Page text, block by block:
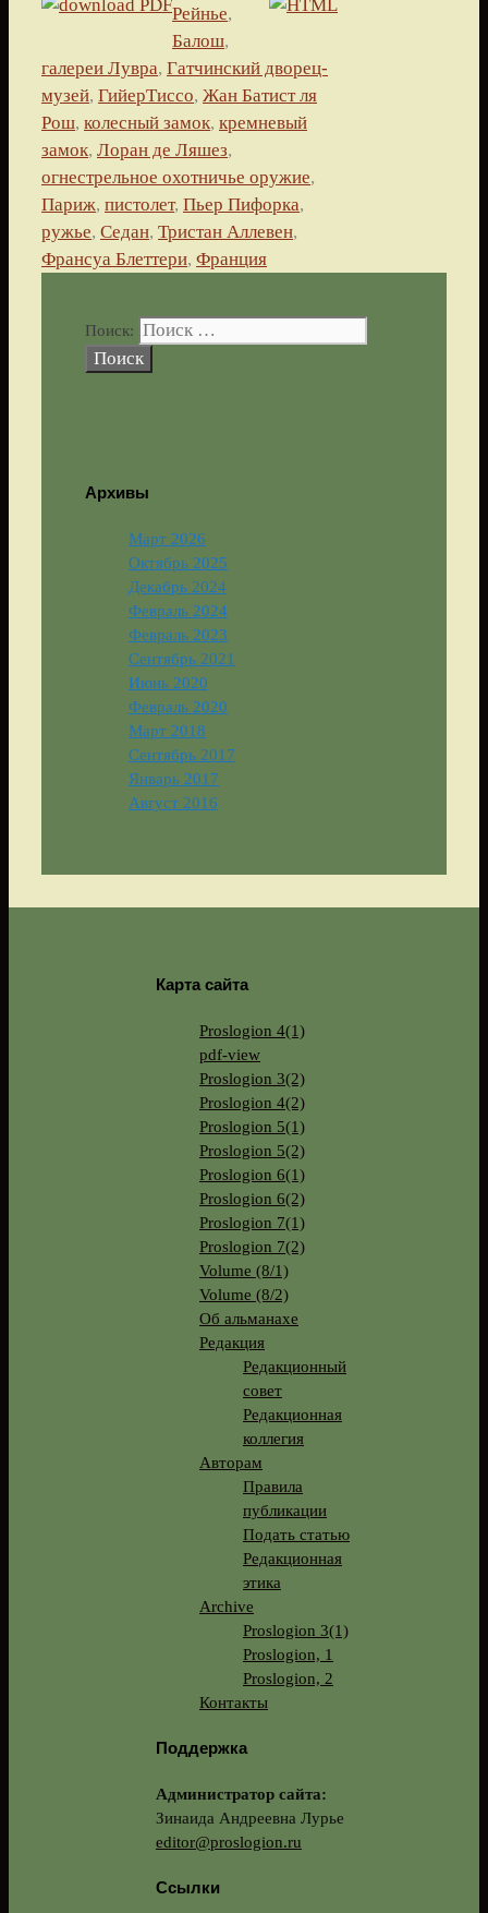
Рейнье,
Балош,
галереи Лувра, Гатчинский дворец-
музей, ГийерТиссо, Жан Батист ля
Рош, колесный замок, кремневый
замок, Лоран де Ляшез,
огнестрельное охотничье оружие,
Париж, пистолет, Пьер Пифорка,
ружье, Седан, Тристан Аллевен,
Франсуа Блеттери, Франция
Поиск:
Архивы
Март 2026
Октябрь 2025
Декабрь 2024
Февраль 2024
Февраль 2023
Сентябрь 2021
Июнь 2020
Февраль 2020
Март 2018
Сентябрь 2017
Январь 2017
Август 2016
Карта сайта
Proslogion 4(1)
pdf-view
Proslogion 3(2)
Proslogion 4(2)
Proslogion 5(1)
Proslogion 5(2)
Proslogion 6(1)
Proslogion 6(2)
Proslogion 7(1)
Proslogion 7(2)
Volume (8/1)
Volume (8/2)
Об альманахе
Редакция
Редакционный
совет
Редакционная
коллегия
Авторам
Правила
публикации
Подать статью
Редакционная
этика
Archive
Proslogion 3(1)
Proslogion, 1
Proslogion, 2
Контакты
Поддержка
Администратор сайта:
Зинаида Андреевна Лурье
editor@proslogion.ru
Ссылки